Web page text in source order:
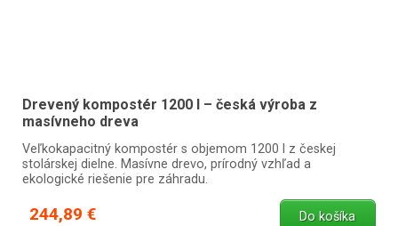
Drevený kompostér 1200 l – česká výroba z
masívneho dreva
Veľkokapacitný kompostér s objemom 1200 l z českej
stolárskej dielne. Masívne drevo, prírodný vzhľad a
ekologické riešenie pre záhradu.
244,89 € Do košíka